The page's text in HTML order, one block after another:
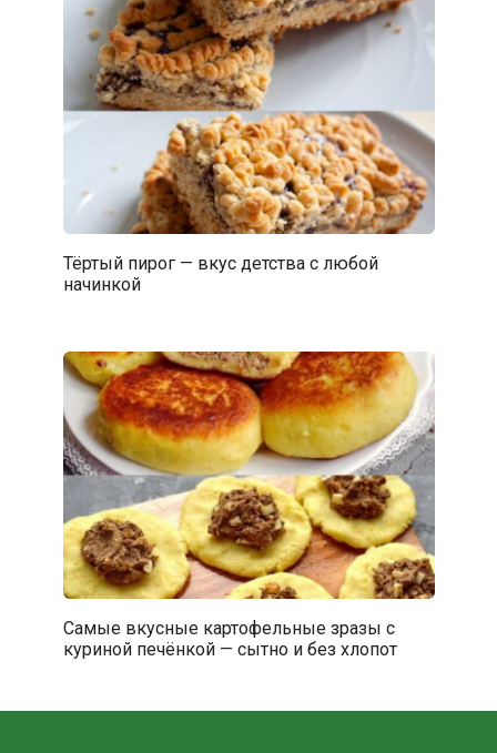
Тёртый пирог — вкус детства с любой
начинкой
Самые вкусные картофельные зразы с
куриной печёнкой — сытно и без хлопот